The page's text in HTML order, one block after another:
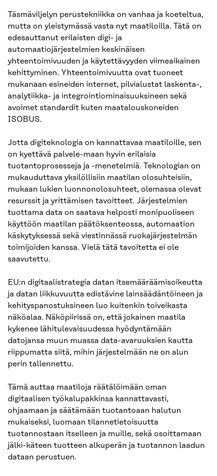
Täsmäviljelyn perustekniikka on vanhaa ja koeteltua,
mutta on yleistymässä vasta nyt maatiloilla. Tätä on
edesauttanut erilaisten digi- ja
automaatiojärjestelmien keskinäisen
yhteentoimivuuden ja käytettävyyden viimeaikainen
kehittyminen. Yhteentoimivuutta ovat tuoneet
mukanaan esineiden internet, pilvialustat laskenta-,
analytiikka- ja integrointiominaisuuksineen sekä
avoimet standardit kuten maatalouskoneiden
ISOBUS.
Jotta digiteknologia on kannattavaa maatiloille, sen
on kyettävä palvele-maan hyvin erilaisia
tuotantoprosesseja ja -menetelmiä. Teknologian on
mukauduttava yksilöllisiin maatilan olosuhteisiin,
mukaan lukien luonnonolosuhteet, olemassa olevat
resurssit ja yrittämisen tavoitteet. Järjestelmien
tuottama data on saatava helposti monipuoliseen
käyttöön maatilan päätöksenteossa, automaation
käskytyksessä sekä viestinnässä ruokajärjestelmän
toimijoiden kanssa. Vielä tätä tavoitetta ei ole
saavutettu.
EU:n digitaalistrategia datan itsemääräämisoikeutta
ja datan liikkuvuutta edistävine lainsäädäntöineen ja
kehityspanostuksineen luo kuitenkin toiveikasta
näköalaa. Näköpiirissä on, että jokainen maatila
kykenee lähitulevaisuudessa hyödyntämään
datojansa muun muassa data-avaruuksien kautta
riippumatta siitä, mihin järjestelmään ne on alun
perin tallennettu.
Tämä auttaa maatiloja räätälöimään oman
digitaalisen työkalupakkinsa kannattavasti,
ohjaamaan ja säätämään tuotantoaan halutun
mukaiseksi, luomaan tilannetietoisuutta
tuotannostaan itselleen ja muille, sekä osoittamaan
jälki-käteen tuotteen alkuperän ja tuotannon laadun
dataan perustuen.